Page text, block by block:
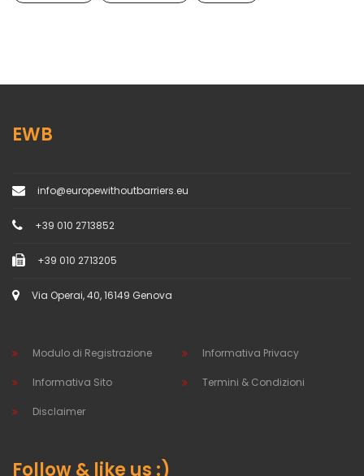
EWB
info@europewithoutbarriers.eu
+39 010 2713852
+39 010 2713205
Via Operai, 40, 16149 Genova
Modulo di Registrazione Informativa Privacy
Informativa Sito Termini & Condizioni
Disclaimer
Follow & like us :)